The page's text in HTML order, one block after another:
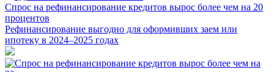
Спрос на рефинансирование кредитов вырос более чем на 20
процентов
Рефинансирование выгодно для оформивших заем или
ипотеку в 2024–2025 годах